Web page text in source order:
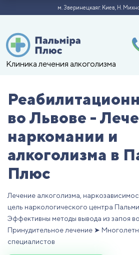
м. Зверинецкаяг. Киев, Н.
Клиника лечения алкоголизма
во Львове -
наркомании и
алкоголизма в
Плюс
Лечение алкоголизма,
цель наркологического центра
Эффективны методы вывода из запоя
Принудительное лечение ➤
специалистов